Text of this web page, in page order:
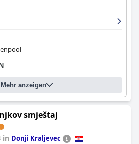
Mehr anzeigen
smještaj
in Donji Kraljevec